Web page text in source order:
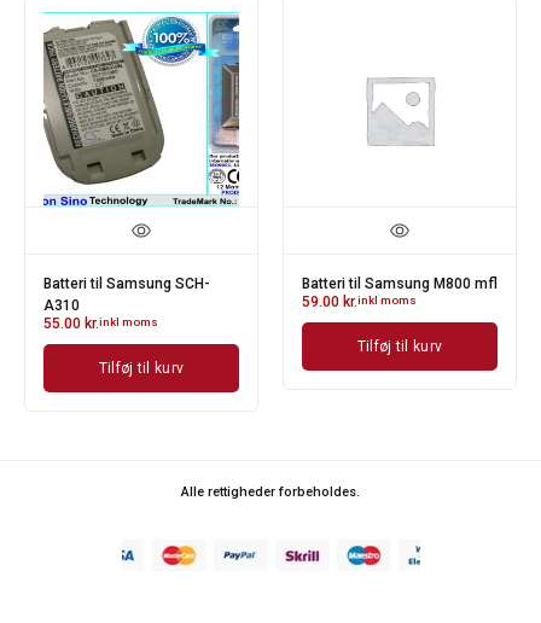
Batteri til Samsung SCH-
A310
55.00 kr.inkl moms
Tilføj til kurv
Batteri til Samsung M800 mfl
59.00 kr.inkl moms
Tilføj til kurv
Alle rettigheder forbeholdes.